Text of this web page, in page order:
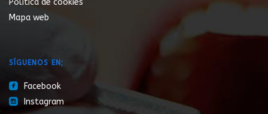
Mapa web
SÍGUENOS EN;
roundedfacebook Facebook
roundedinstagram Instagram